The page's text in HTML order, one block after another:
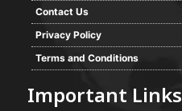
Contact Us
Privacy Policy
Terms and Conditions
Important Links